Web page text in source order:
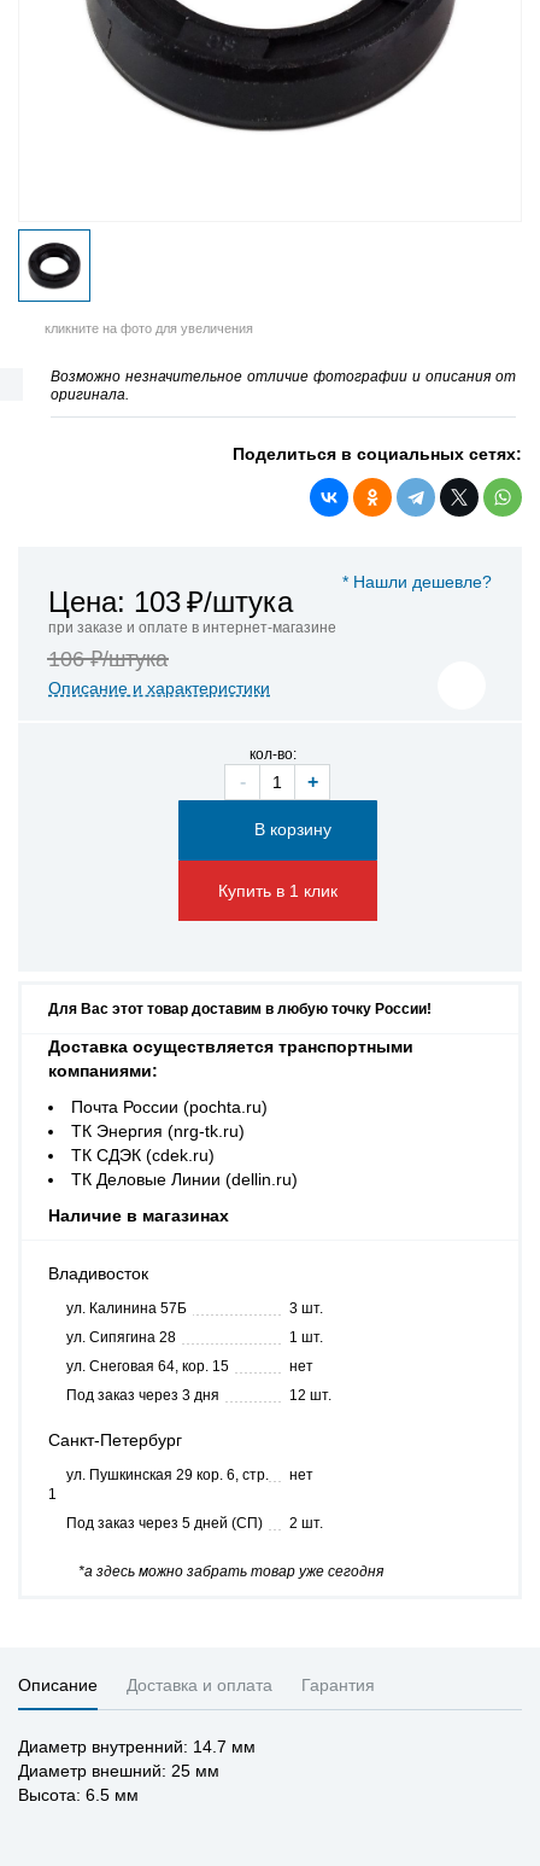
кликните на фото для увеличения
Возможно незначительное отличие фотографии и описания от
оригинала.
Поделиться в социальных сетях:
* Нашли дешевле?
Цена: 103₽/штука
при заказе и оплате в интернет-магазине
106 ₽/штука
Описание и характеристики
кол-во:
- +
Купить в 1 клик
Для Вас этот товар доставим в любую точку России!
Доставка осуществляется транспортными
компаниями:
Почта России (pochta.ru)
ТК Энергия (nrg-tk.ru)
ТК СДЭК (cdek.ru)
ТК Деловые Линии (dellin.ru)
Наличие в магазинах
Владивосток
ул. Калинина 57Б
3 шт.
ул. Сипягина 28
1 шт.
ул. Снеговая 64, кор. 15
нет
Под заказ через 3 дня
12 шт.
Санкт-Петербург
ул. Пушкинская 29 кор. 6, стр.
1
нет
Под заказ через 5 дней (СП) 2 шт.
*а здесь можно забрать товар уже сегодня
Описание Доставка и оплата Гарантия
Диаметр внутренний: 14.7 мм
Диаметр внешний: 25 мм
Высота: 6.5 мм